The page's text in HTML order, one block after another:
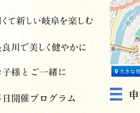
大きな